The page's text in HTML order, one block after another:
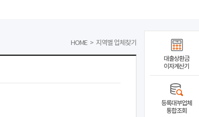
HOME > 지역별 업체찾기
대출상환금
이자계산기
등록대부업체
통합조회